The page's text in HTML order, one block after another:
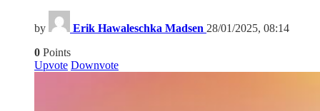
by Erik Hawaleschka Madsen 28/01/2025, 08:14
0 Points
Upvote Downvote